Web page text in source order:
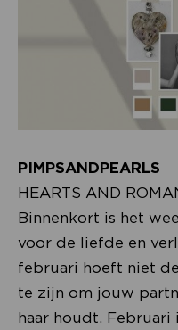
PIMPSANDPEARLS
HEARTS AND
Binnenkort is het
voor de liefde en
februari hoeft niet
te zijn om jouw
haar houdt. Februari